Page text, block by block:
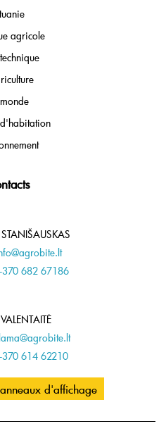
agricole
682 67186
614 62210
d'affichage